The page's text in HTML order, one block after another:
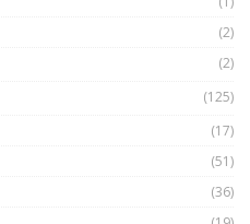
(2)
(2)
(125)
(17)
(51)
(36)